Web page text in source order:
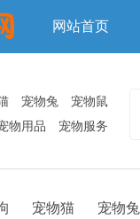
网站首页
宠物兔
宠物鼠
物用品 宠物服务
宠物猫 宠物兔